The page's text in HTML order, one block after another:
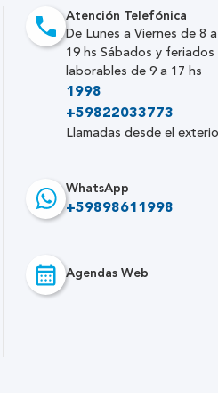
Atención Telefónica
De Lunes a Viernes de 8 a
19 hs Sábados y feriados
laborables de 9 a 17 hs
1998
+59822033773
Llamadas desde el
WhatsApp
+59898611998
Agendas Web